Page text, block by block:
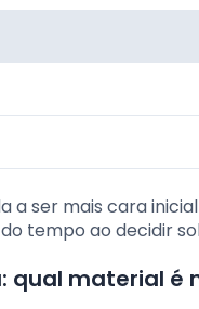
a ser mais cara
tempo ao decidir
qual material é